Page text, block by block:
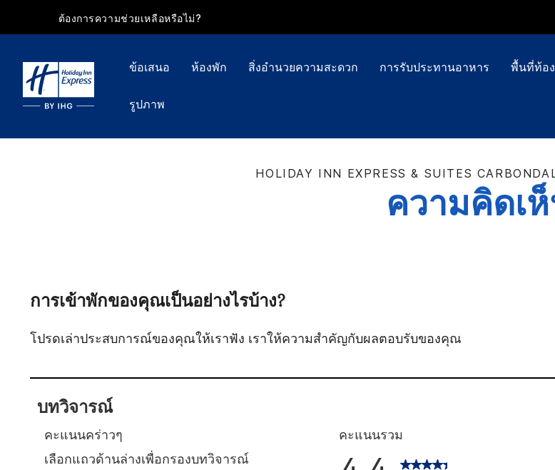
ต้องการความช่วยเหลือหรือไม่?
ข้อเสนอ ห้องพัก สิ่งอำนวยความสะดวก การรับประทานอาหาร พื้นที่ท้อ
รูปภาพ
HOLIDAY INN EXPRESS & SUITES
ความคิดเ
การเข้าพักของคุณเป็นอย่างไรบ้าง?
โปรดเล่าประสบการณ์ของคุณให้เราฟัง เราให้ความสำคัญกับผลตอบรับของคุณ